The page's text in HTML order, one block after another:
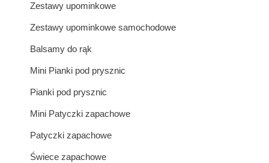
Zestawy upominkowe
Zestawy upominkowe samochodowe
Balsamy do rąk
Mini Pianki pod prysznic
Pianki pod prysznic
Mini Patyczki zapachowe
Patyczki zapachowe
Świece zapachowe